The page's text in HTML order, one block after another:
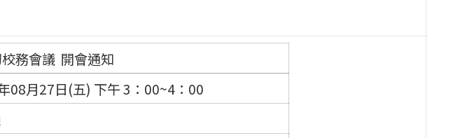
務會議 開會通知
08月27日(五) 下午 3：00~4：00